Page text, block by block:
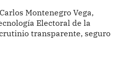
Montenegro Vega,
Electoral de la
transparente, seguro